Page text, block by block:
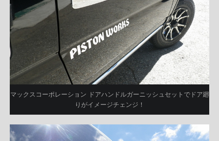
マックスコーポレーション ドアハンドルガーニッシュセットでドア廻
りがイメージチェンジ！